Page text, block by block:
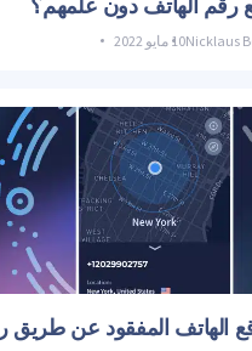
رقم الهاتف دون علمهم؟
Nicklaus10 مايو 2022
هذه المادة
فيسبوك نسخ الوصلة
الهاتف المفقود عن طريق